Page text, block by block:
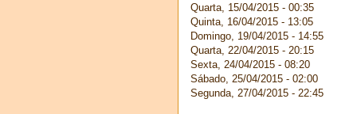
Quarta, 15/04/2015 - 00:35
Quinta, 16/04/2015 - 13:05
Domingo, 19/04/2015 - 14:55
Quarta, 22/04/2015 - 20:15
Sexta, 24/04/2015 - 08:20
Sábado, 25/04/2015 - 02:00
Segunda, 27/04/2015 - 22:45